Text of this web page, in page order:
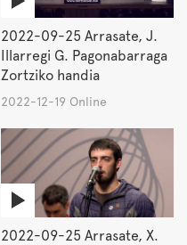
2022-09-25 Arrasate, J.
Illarregi G. Pagonabarraga
Zortziko handia
2022-12-19 Online
2022-09-25 Arrasate, X.